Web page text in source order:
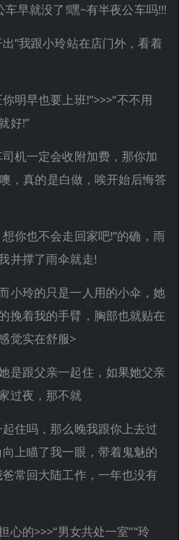
早就没了!嘿~有半夜公车吗!!!
”我跟小玲站在店门外，看着
明早也要上班!”>>>“不不用
好!”
机一定会收附加费，那你加
，真的是白做，唉开始后悔答
你也不会走回家吧!”的确，雨
并撑了雨伞就走!
小玲的只是一人用的小伞，她
挽着我的手臂，胸部也就贴在
觉实在舒服>
是跟父亲一起住，如果她父亲
过夜，那不就
住吗，那么晚我跟你上去过
上瞄了我一眼，带着鬼魅的
常回大陆工作，一年也没有
心的>>>“男女共处一室”“玲